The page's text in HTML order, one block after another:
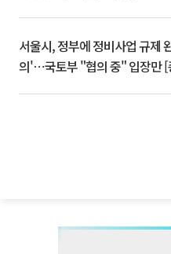
서울시, 정부에 정비사업 규제
의'⋯국토부 "협의 중" 입장만 [